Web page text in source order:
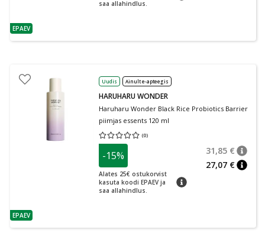
nõuanne
EPAEV
saa allahindlus.
nõuanne
EPAEV
Uudis Ainult e-apteegis
HARUHARU WONDER
Haruharu Wonder Black Rice Probiotics Barrier
piimjas essents 120 ml
(0)
Keskmine hinnang 0.00
-15%
Alates 25€ ostukorvist
kasuta koodi EPAEV ja
saa allahindlus.
nõuanne
31,85 €
27,07 €